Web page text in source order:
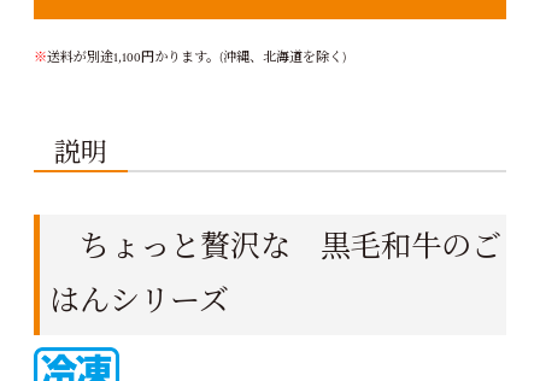
※送料が別途1,100円かります。(沖縄、北海道を除く)
説明
ちょっと贅沢な 黒毛和牛のご
はんシリーズ